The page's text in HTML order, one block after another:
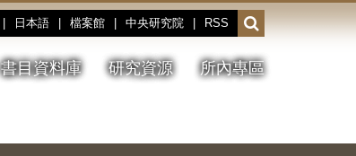
日本語 檔案館 中央研究院 RSS
開
啟
或
收
書目資料庫 研究資源 所內專區
停、
圖
圖
結